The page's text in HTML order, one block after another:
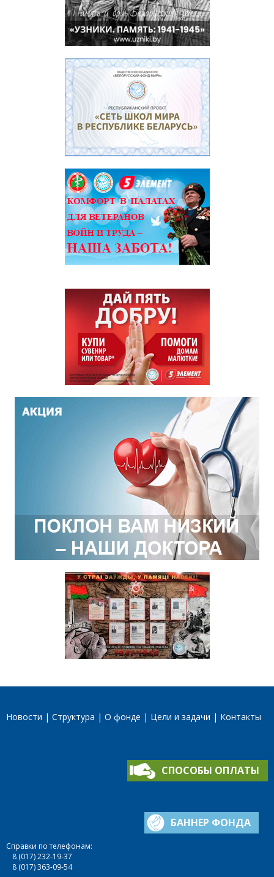
Новости Структура О фонде Цели и задачи Контакты
СПОСОБЫ ОПЛАТЫ
БАННЕР ФОНДА
Справки по телефонам:
8 (017) 232-19-37
8 (017) 363-09-54